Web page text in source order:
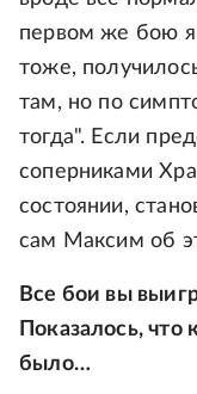
первом же бою я
тоже,
там, но по
тогда". Если
соперниками
состоянии,
сам Максим об
Все бои вы
Показалось, что
было…